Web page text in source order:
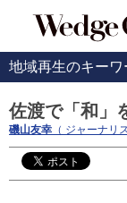
地域再生のキーワ
佐渡で「和」
磯山友幸 （ ジャーナリ